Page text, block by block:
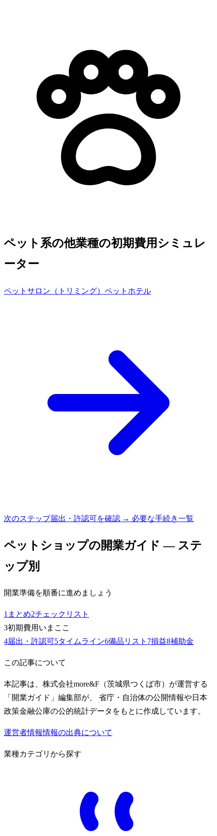
ペット系の他業種の初期費用シミュレ
ーター
ペットサロン（トリミング） ペットホテル
次のステップ届出・許認可を確認 → 必要な手続き一覧
ペットショップの開業ガイド — ステ
ップ別
開業準備を順番に進めましょう
1 まとめ2チェックリスト
3初期費用 いまここ
4届出・許認可5タイムライン6備品リスト 7損益8補助金
この記事について
本記事は、株式会社more&F（茨城県つくば市）が運営する
「開業ガイド」編集部が、 省庁・自治体の公開情報や日本
政策金融公庫の公的統計データをもとに作成しています。
運営者情報情報の出典について
業種カテゴリから探す